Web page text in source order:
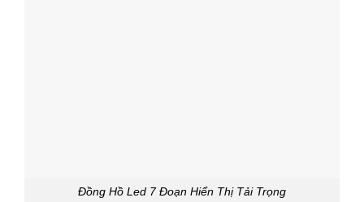
Đồng Hồ Led 7 Đoạn Hiển Thị Tải Trọng